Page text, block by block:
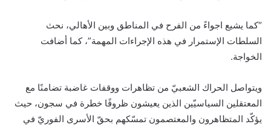
“كما يشيع اجواءً من الفرح في المناطق وبين الأهالي، نحث
السلطات الإستمرار في هذه الإجراءات المهمة”، كما أضافت
الخواجة.
ويتواصل الحراك الشعبيّ من تظاهرات ووقفات غاضبة تضامنًا مع
المعتقلين السياسيّين الذين يعيشون ظروفًا خطرة في سجون، حيث
يؤكّد المتظاهرون والمعتصمون تمسّكهم بحقّ الأسرى الفوريّ في